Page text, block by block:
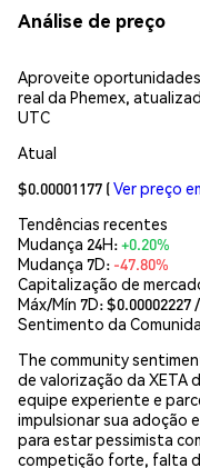
Análise de preço
Aproveite
real da Phemex,
UTC
Atual
$0.00001177 (Ver preço
Tendências recentes
Mudança 24H:+0.20%
Mudança 7D: -47.80%
Capitalização de
Máx/Mín 7D: $0.00002227
Sentimento da
The community
de valorização da XETA
equipe experiente e
impulsionar sua adoção
para estar pessimista
competição forte, falta